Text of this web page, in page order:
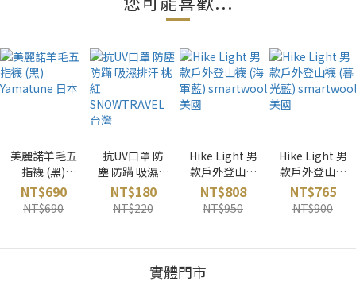
美麗諾羊毛五
指襪 (黑)
Yamatune 日
本
NT$690
NT$690
抗UV口罩 防
塵 防蹣 吸濕排
汗 桃紅
SNOWTRAVE
L 台灣
NT$180
NT$220
Hike Light 男
款戶外登山襪
(海軍藍)
smartwool
美國
NT$808
NT$950
Hike Light 男
款戶外登山襪
(暮光藍)
smartwool
美國
NT$765
NT$900
實體門市